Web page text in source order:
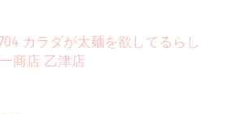
カラダが太麺を欲してるらし
商店 乙津店